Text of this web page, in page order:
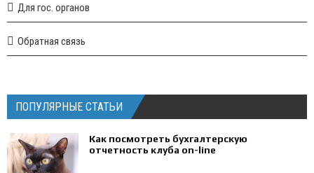
Для гос. органов
Обратная связь
ПОПУЛЯРНЫЕ СТАТЬИ
Как посмотреть бухгалтерскую
отчетность клуба on-line